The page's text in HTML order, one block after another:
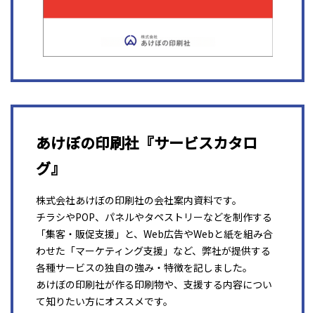
あけぼの印刷社『サービスカタロ
グ』
株式会社あけぼの印刷社の会社案内資料です。
チラシやPOP、パネルやタペストリーなどを制作する
「集客・販促支援」と、Web広告やWebと紙を組み合
わせた「マーケティング支援」など、弊社が提供する
各種サービスの独自の強み・特徴を記しました。
あけぼの印刷社が作る印刷物や、支援する内容につい
て知りたい方にオススメです。